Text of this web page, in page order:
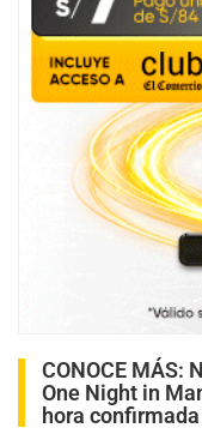
CONOCE MÁS:
One Night in
hora